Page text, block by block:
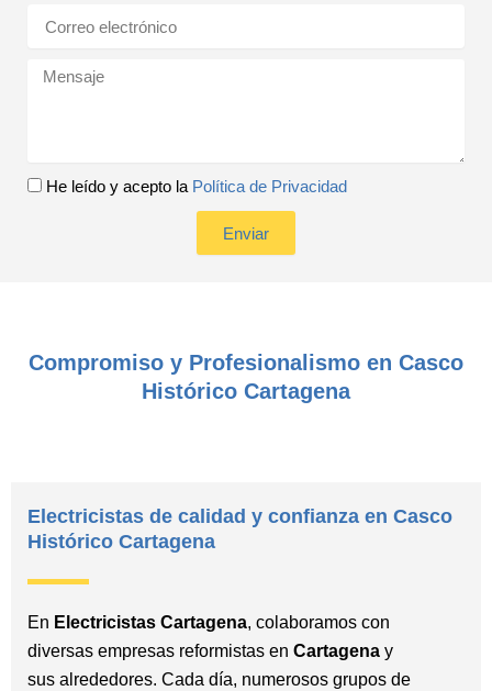
g
c
He leído y acepto la Política de Privacidad
Enviar
Compromiso y Profesionalismo en Casco
Histórico Cartagena
Electricistas de calidad y confianza en Casco
Histórico Cartagena
En Electricistas Cartagena, colaboramos con
diversas empresas reformistas en Cartagena y
sus alrededores. Cada día, numerosos grupos de